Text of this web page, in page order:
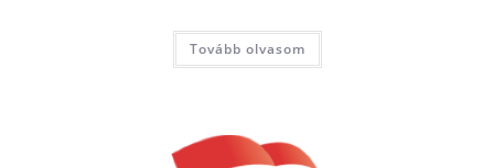
Tovább olvasom